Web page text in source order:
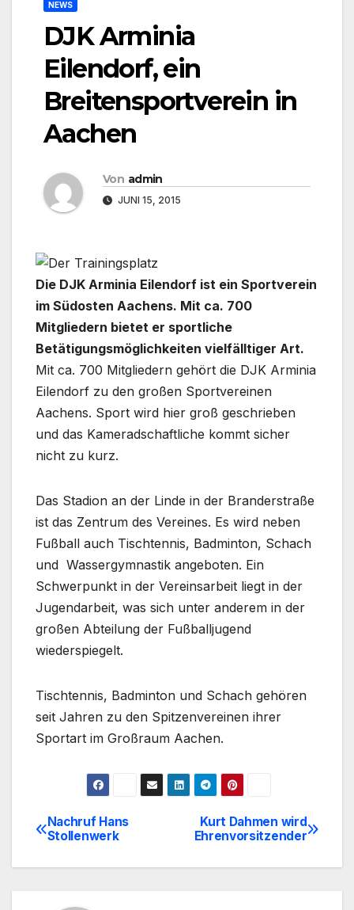
NEWS
DJK Arminia
Eilendorf, ein
Breitensportverein in
Aachen
Von admin
JUNI 15, 2015
Die DJK Arminia Eilendorf ist ein Sportverein
im Südosten Aachens. Mit ca. 700
Mitgliedern bietet er sportliche
Betätigungsmöglichkeiten vielfälltiger Art.
Mit ca. 700 Mitgliedern gehört die DJK Arminia
Eilendorf zu den großen Sportvereinen
Aachens. Sport wird hier groß geschrieben
und das Kameradschaftliche kommt sicher
nicht zu kurz.
Das Stadion an der Linde in der Branderstraße
ist das Zentrum des Vereines. Es wird neben
Fußball auch Tischtennis, Badminton, Schach
und Wassergymnastik angeboten. Ein
Schwerpunkt in der Vereinsarbeit liegt in der
Jugendarbeit, was sich unter anderem in der
großen Abteilung der Fußballjugend
wiederspiegelt.
Tischtennis, Badminton und Schach gehören
seit Jahren zu den Spitzenvereinen ihrer
Sportart im Großraum Aachen.
Beitragsnavigation
Kurt Dahmen wird
Ehrenvorsitzender
Nachruf Hans
Stollenwerk